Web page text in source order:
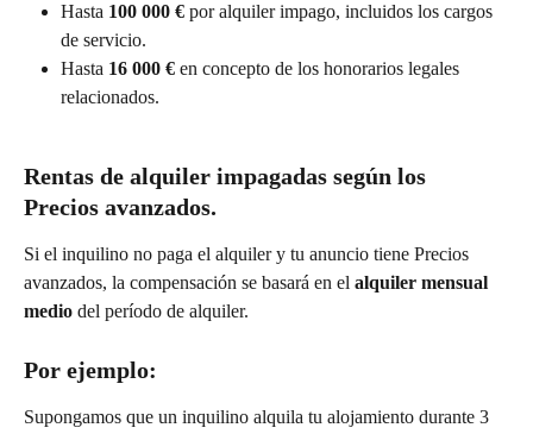
Hasta 100 000 € por alquiler impago, incluidos los cargos
de servicio.
Hasta 16 000 € en concepto de los honorarios legales
relacionados.
Rentas de alquiler impagadas según los
Precios avanzados.
Si el inquilino no paga el alquiler y tu anuncio tiene Precios
avanzados, la compensación se basará en el alquiler mensual
medio del período de alquiler.
Por ejemplo:
Supongamos que un inquilino alquila tu alojamiento durante 3